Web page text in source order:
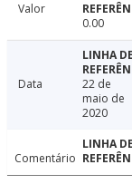
Valor
0.00
Data
22 de
maio de
2020
Comentário